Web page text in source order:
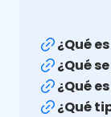
¿Qué
¿Qué
¿Qué
¿Qué